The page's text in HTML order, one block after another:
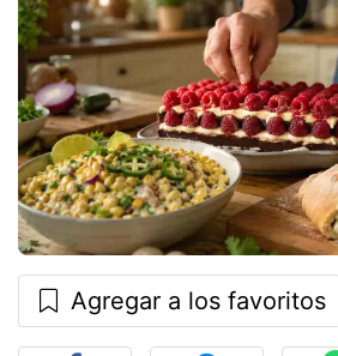
Agregar a los favoritos